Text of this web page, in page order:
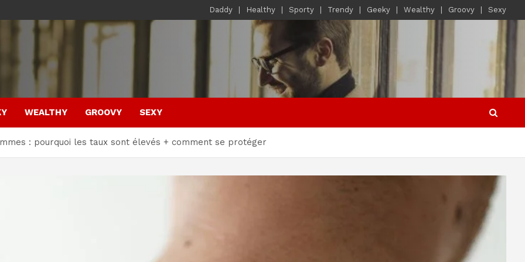
Daddy Healthy Sporty Trendy Geeky Wealthy Groovy Sexy
WEALTHY GROOVY SEXY
: pourquoi les taux sont élevés + comment se protéger